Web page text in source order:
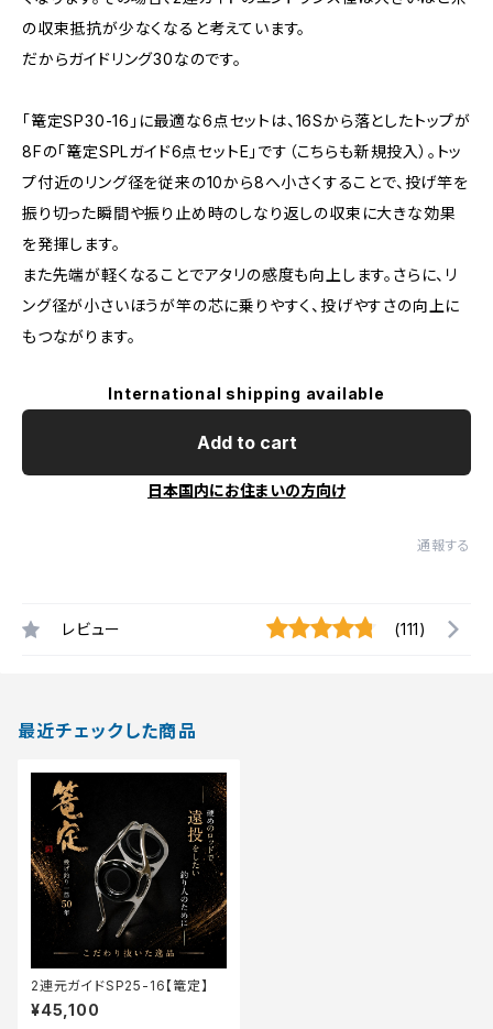
の収束抵抗が少なくなると考えています。
だからガイドリング30なのです。
「篭定SP30-16」に最適な6点セットは、16Sから落としたトップが
8Fの「篭定SPLガイド6点セットE」です（こちらも新規投入）。トッ
プ付近のリング径を従来の10から8へ小さくすることで、投げ竿を
振り切った瞬間や振り止め時のしなり返しの収束に大きな効果
を発揮します。
また先端が軽くなることでアタリの感度も向上します。さらに、リ
ング径が小さいほうが竿の芯に乗りやすく、投げやすさの向上に
もつながります。
International shipping available
Add to cart
日本国内にお住まいの方向け
通報する
レビュー (111)
最近チェックした商品
2連元ガイドSP25-16【篭定】
¥45,100